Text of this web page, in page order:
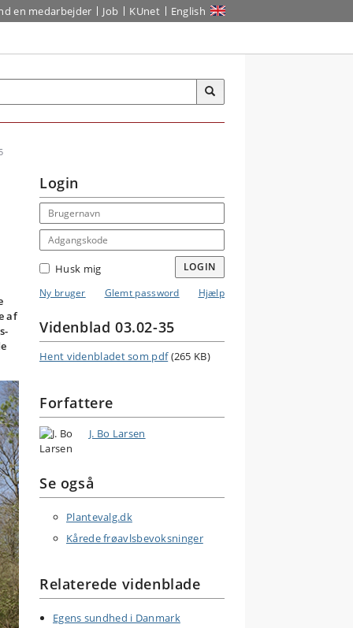
en medarbejder Job KUnet English
af
Login
Email address
Adgangskode
Husk mig
LOGIN
Ny bruger
Glemt password Hjælp
Videnblad 03.02-35
Hent videnbladet som pdf (265 KB)
Forfattere
J. Bo Larsen
Se også
Plantevalg.dk
Kårede frøavlsbevoksninger
Relaterede videnblade
Egens sundhed i Danmark